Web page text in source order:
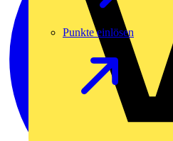
Punkte einlösen